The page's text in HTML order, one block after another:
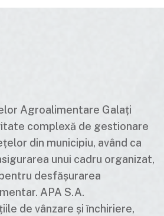
Agroalimentare Galați
complexă de gestionare
din municipiu, având ca
unui cadru organizat,
desfășurarea
APA S.A.
de vânzare și închiriere,